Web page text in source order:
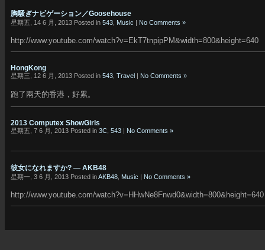
胸騒ぎナビゲーション／Goosehouse
星期五, 14 6 月, 2013 Posted in 543 Music | No Comments »
http://www.youtube.com/watch?v=EkT7tnpipPM&width=800&height=640
HongKong
星期三, 12 6 月, 2013 Posted in 543 Travel | No Comments »
跑了兩天的香港，好累。
2013 Computex ShowGirls
星期五, 7 6 月, 2013 Posted in 3C 543 | No Comments »
彼女になれますか? — AKB48
星期一, 3 6 月, 2013 Posted inAKB48 Music | No Comments »
http://www.youtube.com/watch?v=HHwNe8Fnwd0&width=800&height=640